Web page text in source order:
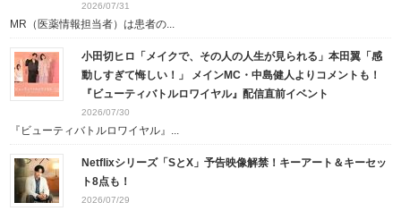
2026/07/31
MR（医薬情報担当者）は患者の...
小田切ヒロ「メイクで、その人の人生が見られる」本田翼「感
動しすぎて悔しい！」 メインMC・中島健人よりコメントも！
『ビューティバトルロワイヤル』配信直前イベント
2026/07/30
『ビューティバトルロワイヤル』...
Netflixシリーズ「SとX」予告映像解禁！キーアート＆キーセッ
ト8点も！
2026/07/29